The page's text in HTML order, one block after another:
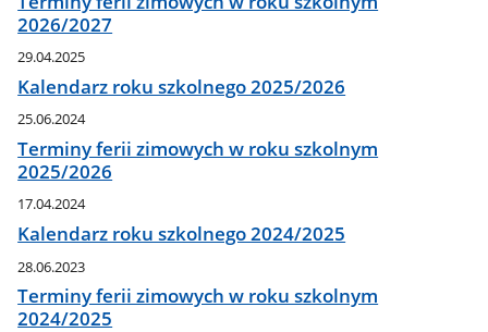
2026/2027
29.04.2025
Kalendarz roku szkolnego 2025/2026
25.06.2024
Terminy ferii zimowych w roku szkolnym
2025/2026
17.04.2024
Kalendarz roku szkolnego 2024/2025
28.06.2023
Terminy ferii zimowych w roku szkolnym
2024/2025